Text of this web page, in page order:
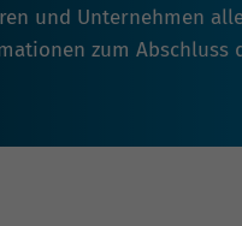
und Unternehmen
zum Abschluss